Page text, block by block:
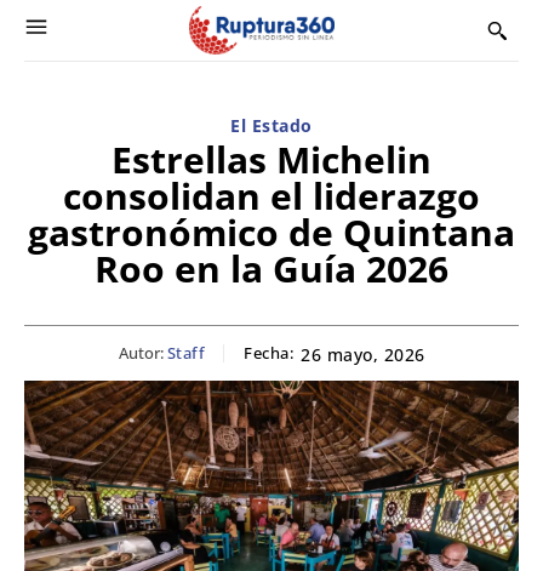
El Estado
Estrellas Michelin
consolidan el liderazgo
gastronómico de Quintana
Roo en la Guía 2026
Autor:Staff Fecha: 26 mayo, 2026